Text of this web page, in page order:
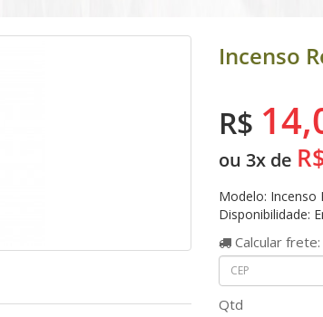
Incenso
R$
ou 3x de
Modelo: Incenso
Disponibilidade:
Calcular frete:
Qtd